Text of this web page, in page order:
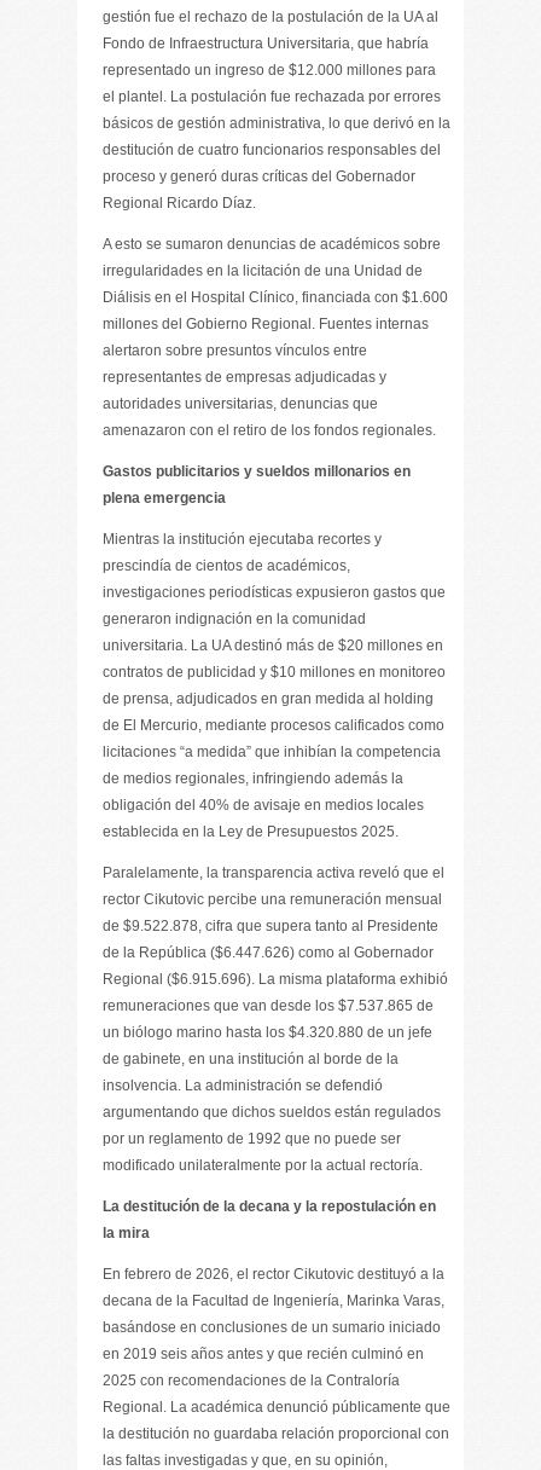
gestión fue el rechazo de la postulación de la UA al
Fondo de Infraestructura Universitaria, que habría
representado un ingreso de $12.000 millones para
el plantel. La postulación fue rechazada por errores
básicos de gestión administrativa, lo que derivó en la
destitución de cuatro funcionarios responsables del
proceso y generó duras críticas del Gobernador
Regional Ricardo Díaz.
A esto se sumaron denuncias de académicos sobre
irregularidades en la licitación de una Unidad de
Diálisis en el Hospital Clínico, financiada con $1.600
millones del Gobierno Regional. Fuentes internas
alertaron sobre presuntos vínculos entre
representantes de empresas adjudicadas y
autoridades universitarias, denuncias que
amenazaron con el retiro de los fondos regionales.
Gastos publicitarios y sueldos millonarios en
plena emergencia
Mientras la institución ejecutaba recortes y
prescindía de cientos de académicos,
investigaciones periodísticas expusieron gastos que
generaron indignación en la comunidad
universitaria. La UA destinó más de $20 millones en
contratos de publicidad y $10 millones en monitoreo
de prensa, adjudicados en gran medida al holding
de El Mercurio, mediante procesos calificados como
licitaciones “a medida” que inhibían la competencia
de medios regionales, infringiendo además la
obligación del 40% de avisaje en medios locales
establecida en la Ley de Presupuestos 2025.
Paralelamente, la transparencia activa reveló que el
rector Cikutovic percibe una remuneración mensual
de $9.522.878, cifra que supera tanto al Presidente
de la República ($6.447.626) como al Gobernador
Regional ($6.915.696). La misma plataforma exhibió
remuneraciones que van desde los $7.537.865 de
un biólogo marino hasta los $4.320.880 de un jefe
de gabinete, en una institución al borde de la
insolvencia. La administración se defendió
argumentando que dichos sueldos están regulados
por un reglamento de 1992 que no puede ser
modificado unilateralmente por la actual rectoría.
La destitución de la decana y la repostulación en
la mira
En febrero de 2026, el rector Cikutovic destituyó a la
decana de la Facultad de Ingeniería, Marinka Varas,
basándose en conclusiones de un sumario iniciado
en 2019 seis años antes y que recién culminó en
2025 con recomendaciones de la Contraloría
Regional. La académica denunció públicamente que
la destitución no guardaba relación proporcional con
las faltas investigadas y que, en su opinión,